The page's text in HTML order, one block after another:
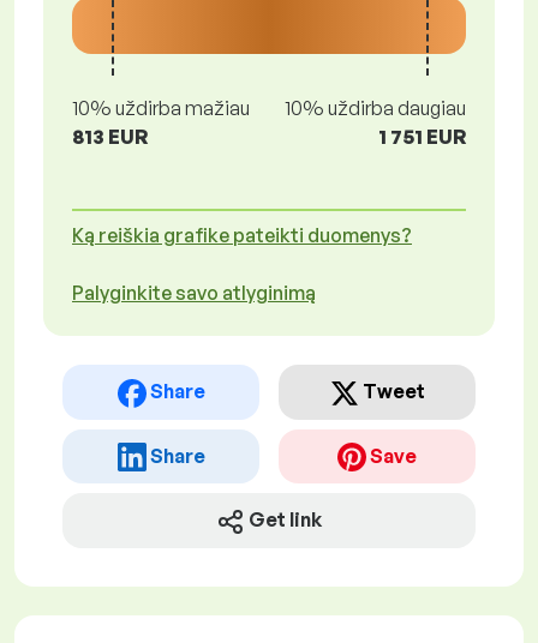
10% uždirba mažiau
813 EUR
10% uždirba daugiau
1 751 EUR
Ką reiškia grafike pateikti duomenys?
Palyginkite savo atlyginimą
Share Tweet
Share Save
Get link